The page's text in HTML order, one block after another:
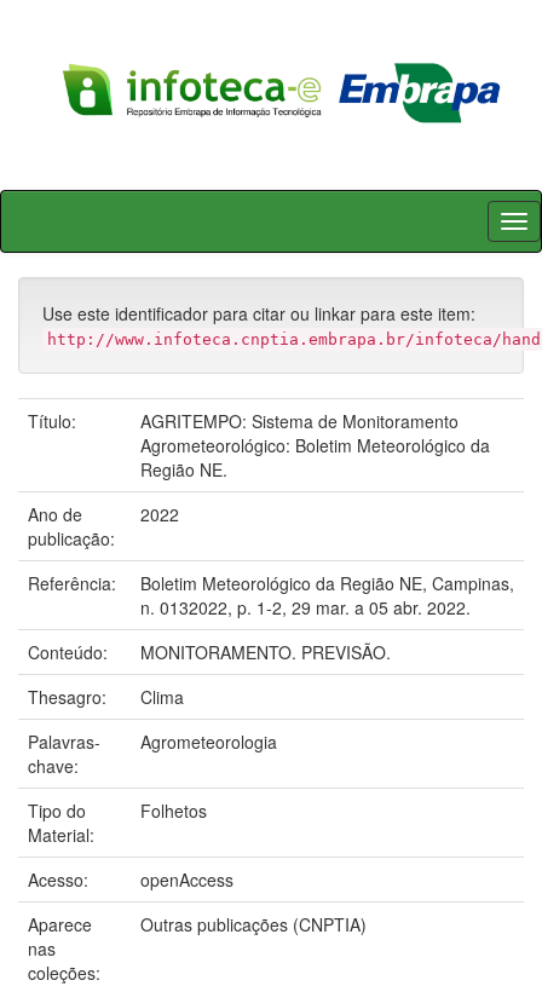
Skip
Use este identificador para citar ou linkar para este item:
http://www.infoteca.cnptia.embrapa.br/infoteca/
Título:
AGRITEMPO: Sistema de Monitoramento
Agrometeorológico: Boletim Meteorológico da
Região NE.
Ano de
publicação:
2022
Referência:
Boletim Meteorológico da Região NE, Campinas,
n. 0132022, p. 1-2, 29 mar. a 05 abr. 2022.
Conteúdo:
MONITORAMENTO. PREVISÃO.
Thesagro:
Clima
Palavras-
chave:
Agrometeorologia
Tipo do
Material:
Folhetos
Acesso:
openAccess
Aparece
nas
coleções:
Outras publicações (CNPTIA)